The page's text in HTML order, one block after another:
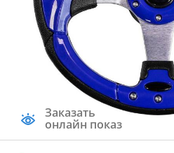
Заказать
онлайн показ